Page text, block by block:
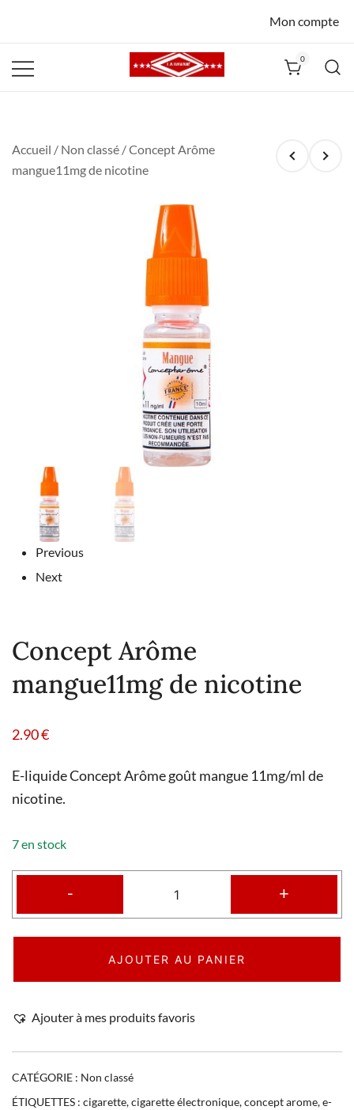
Mon compte
0
Accueil / Non classé / Concept Arôme
mangue11mg de nicotine
Previous
Next
Concept Arôme
mangue11mg de nicotine
2.90€
E-liquide Concept Arôme goût mangue 11mg/ml de
nicotine.
7 en stock
- +
AJOUTER AU PANIER
Ajouter à mes produits favoris
CATÉGORIE : Non classé
ÉTIQUETTES : cigarette,cigarette électronique,concept arome,e-